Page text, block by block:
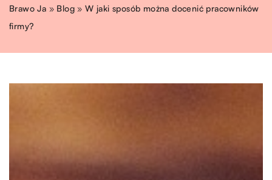
Brawo Ja » Blog »W jaki sposób można docenić pracowników
firmy?